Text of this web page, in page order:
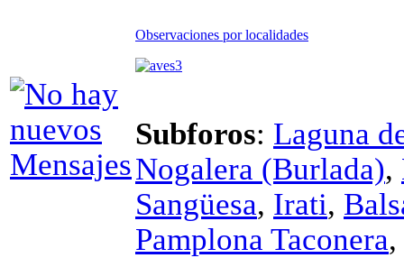
Observaciones por localidades
Subforos: Laguna
Nogalera (Burlada),
Sangüesa, Irati,
Pamplona Taconera,